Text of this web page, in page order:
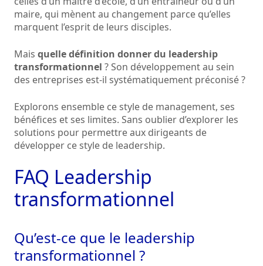
maire, qui mènent au changement parce qu’elles
marquent l’esprit de leurs disciples.
Mais quelle définition donner du leadership
transformationnel ? Son développement au sein
des entreprises est-il systématiquement préconisé ?
Explorons ensemble ce style de management, ses
bénéfices et ses limites. Sans oublier d’explorer les
solutions pour permettre aux dirigeants de
développer ce style de leadership.
FAQ Leadership
transformationnel
Qu’est-ce que le leadership
transformationnel ?